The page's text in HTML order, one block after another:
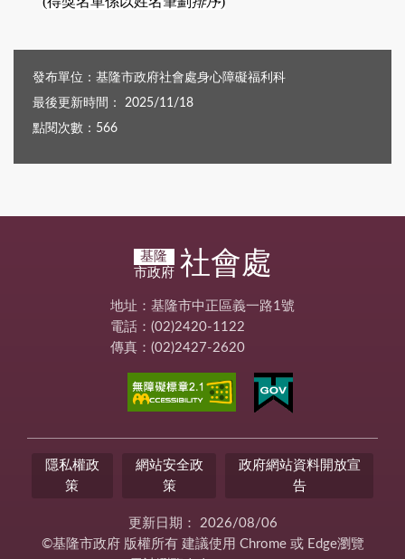
發布單位：基隆市政府社會處身心障礙福利科
最後更新時間： 2025/11/18
點閱次數：566
基隆
市政府 社會處
地址：基隆市中正區義一路1號
電話：(02)2420-1122
傳真：(02)2427-2620
隱私權政
策
網站安全政
策
政府網站資料開放宣
告
更新日期： 2026/08/06
©基隆市政府 版權所有 建議使用 Chrome 或 Edge瀏覽